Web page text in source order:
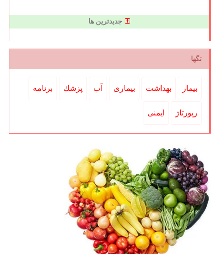
جدیدترین ها
تگها
بیمار بهداشت بیماری آب پزشك برنامه
رپورتاژ ایمنی